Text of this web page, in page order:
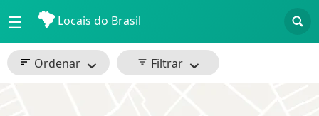
☰ Locais do Brasil
Ordenar Filtrar